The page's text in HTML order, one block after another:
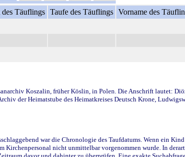
des Täuflings Taufe des Täuflings Vorname des
Koszalin, früher Köslin, in Polen. Die Anschrift lautet:
der Heimatstube des Heimatkreises Deutsch Krone,
war die Chronologie des Taufdatums. Wenn ein
Kirchenpersonal nicht unmittelbar vorgenommen wurde. In